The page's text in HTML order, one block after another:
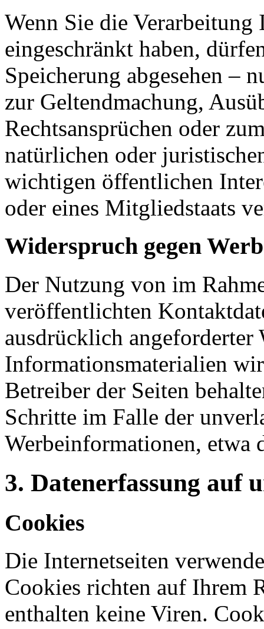
Wenn Sie die Verarbeitung
eingeschränkt haben,
Speicherung abgesehen
zur Geltendmachung,
Rechtsansprüchen oder
natürlichen oder
wichtigen öffentlichen
oder eines Mitgliedstaats
Widerspruch gegen
Der Nutzung von im
veröffentlichten
ausdrücklich angeforderter
Informationsmaterialien
Betreiber der Seiten
Schritte im Falle der
Werbeinformationen, etwa
3. Datenerfassung auf
Cookies
Die Internetseiten
Cookies richten auf Ihrem
enthalten keine Viren.